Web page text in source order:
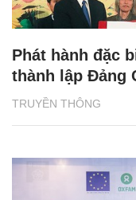
TRUYỀN THÔNG
Phát hành đặc
thành lập Đảng